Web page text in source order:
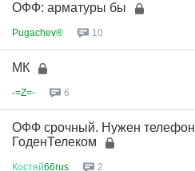
ОФФ: арматуры бы
Pugachev® 10
МК
-=Z=- 6
ОФФ срочный. Нужен телефон
ГоденТелеком
Костяй66rus 2